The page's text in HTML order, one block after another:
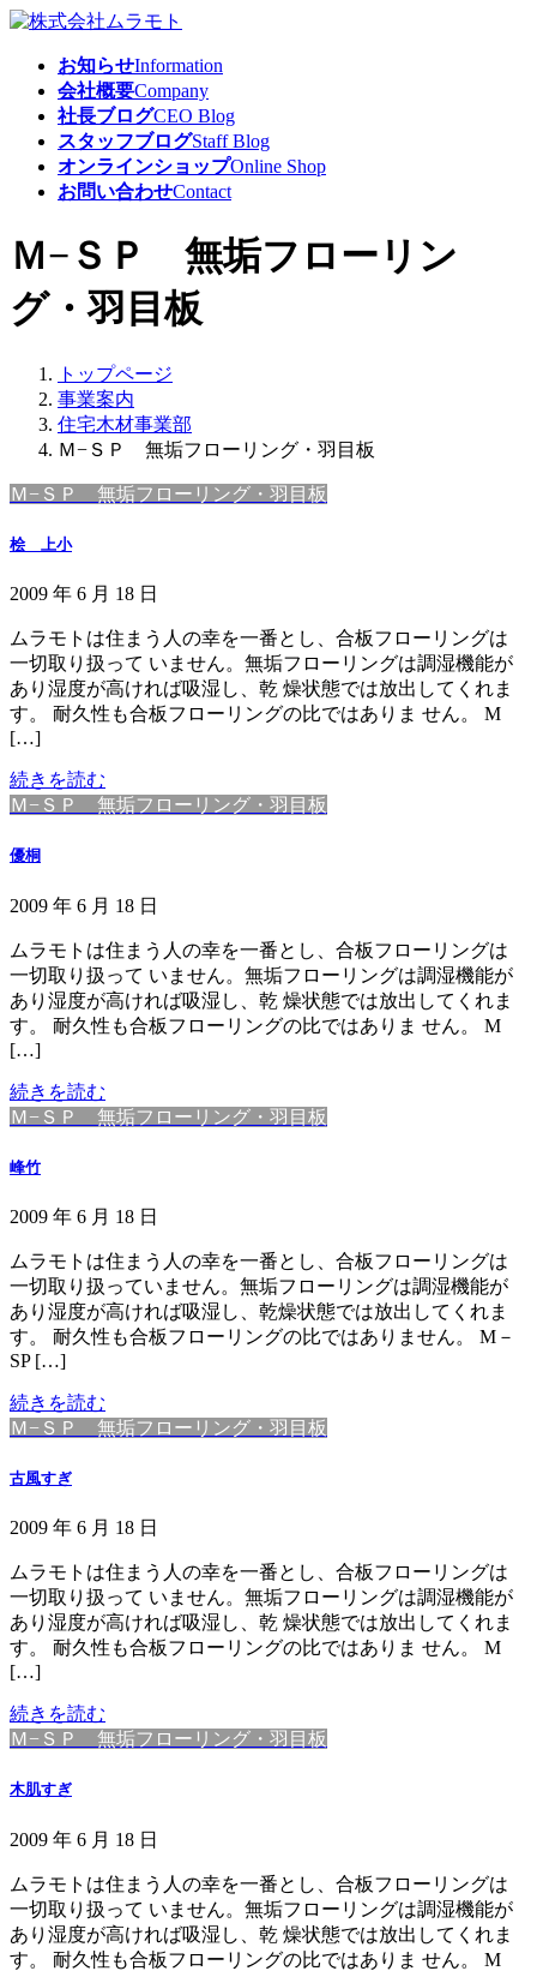
コ
プ
ナ
動
お知らせInformation
会社概要Company
社長ブログCEO Blog
スタッフブログStaff Blog
オンラインショップOnline Shop
お問い合わせContact
Ｍ−ＳＰ 無垢フローリン
グ・羽目板
トップページ
事業案内
住宅木材事業部
Ｍ−ＳＰ 無垢フローリング・羽目板
Ｍ−ＳＰ 無垢フローリング・羽目板
桧 上小
2009 年 6 月 18 日
ムラモトは住まう人の幸を一番とし、合板フローリングは
一切取り扱って いません。無垢フローリングは調湿機能が
あり湿度が高ければ吸湿し、乾 燥状態では放出してくれま
す。 耐久性も合板フローリングの比ではありま せん。 M
[…]
続きを読む
Ｍ−ＳＰ 無垢フローリング・羽目板
優桐
2009 年 6 月 18 日
ムラモトは住まう人の幸を一番とし、合板フローリングは
一切取り扱って いません。無垢フローリングは調湿機能が
あり湿度が高ければ吸湿し、乾 燥状態では放出してくれま
す。 耐久性も合板フローリングの比ではありま せん。 M
[…]
続きを読む
Ｍ−ＳＰ 無垢フローリング・羽目板
峰竹
2009 年 6 月 18 日
ムラモトは住まう人の幸を一番とし、合板フローリングは
一切取り扱っていません。無垢フローリングは調湿機能が
あり湿度が高ければ吸湿し、乾燥状態では放出してくれま
す。 耐久性も合板フローリングの比ではありません。 M－
SP […]
続きを読む
Ｍ−ＳＰ 無垢フローリング・羽目板
古風すぎ
2009 年 6 月 18 日
ムラモトは住まう人の幸を一番とし、合板フローリングは
一切取り扱って いません。無垢フローリングは調湿機能が
あり湿度が高ければ吸湿し、乾 燥状態では放出してくれま
す。 耐久性も合板フローリングの比ではありま せん。 M
[…]
続きを読む
Ｍ−ＳＰ 無垢フローリング・羽目板
木肌すぎ
2009 年 6 月 18 日
ムラモトは住まう人の幸を一番とし、合板フローリングは
一切取り扱って いません。無垢フローリングは調湿機能が
あり湿度が高ければ吸湿し、乾 燥状態では放出してくれま
す。 耐久性も合板フローリングの比ではありま せん。 M